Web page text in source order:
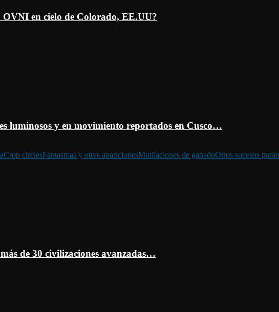
en cielo de Colorado, EE.UU?
luminosos y en movimiento reportados en Cusco…
Crop circlesFantasmas y otras aparicionesMutilaciones de ganadoOtros sucesos
de 30 civilizaciones avanzadas…